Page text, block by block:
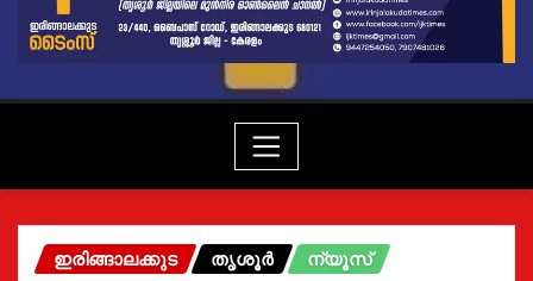
ഇരിങ്ങാലക്കുട തൃശൂർ ന്യൂസ്